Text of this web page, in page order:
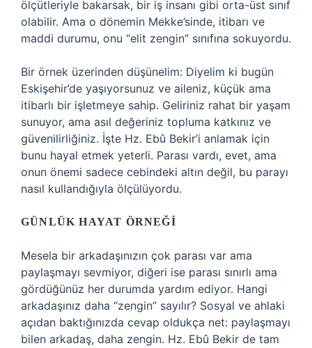
ölçütleriyle bakarsak, bir iş insanı gibi orta-üst sınıf
olabilir. Ama o dönemin Mekke’sinde, itibarı ve
maddi durumu, onu “elit zengin” sınıfına sokuyordu.
Bir örnek üzerinden düşünelim: Diyelim ki bugün
Eskişehir’de yaşıyorsunuz ve aileniz, küçük ama
itibarlı bir işletmeye sahip. Geliriniz rahat bir yaşam
sunuyor, ama asıl değeriniz topluma katkınız ve
güvenilirliğiniz. İşte Hz. Ebû Bekir’i anlamak için
bunu hayal etmek yeterli. Parası vardı, evet, ama
onun önemi sadece cebindeki altın değil, bu parayı
nasıl kullandığıyla ölçülüyordu.
GÜNLÜK HAYAT ÖRNEĞI
Mesela bir arkadaşınızın çok parası var ama
paylaşmayı sevmiyor, diğeri ise parası sınırlı ama
gördüğünüz her durumda yardım ediyor. Hangi
arkadaşınız daha “zengin” sayılır? Sosyal ve ahlaki
açıdan baktığınızda cevap oldukça net: paylaşmayı
bilen arkadaş, daha zengin. Hz. Ebû Bekir de tam